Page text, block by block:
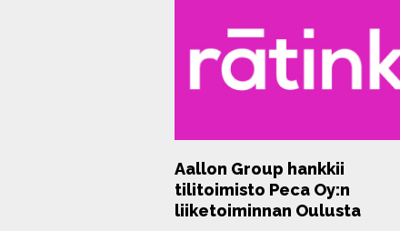
Aallon Group hankkii
tilitoimisto Peca Oy:n
liiketoiminnan Oulusta